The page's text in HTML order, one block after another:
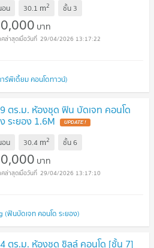
อน 30.1 m2 ชั้น 3
บาท
29/04/2026 13:17:22
ร์พิเดี้ยม คอนโดทาวน์)
ตร.ม. ห้องชุด ฟิน บัดเจท คอนโด
ระยอง 1.6M
อน 30.4 m2 ชั้น6
บาท
29/04/2026 13:17:10
(ฟินบัดเจท คอนโด ระยอง)
ตร.ม. ห้องชุด ชิลล์ คอนโด [ชั้น 7]